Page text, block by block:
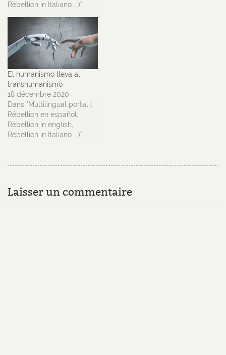
Rébellion in Italiano ...)"
El humanismo lleva al
transhumanismo
18 décembre 2020
Dans "Multilingual portal (
Rébellion en español,
Rébellion in english,
Rébellion in Italiano ...)"
Laisser un commentaire